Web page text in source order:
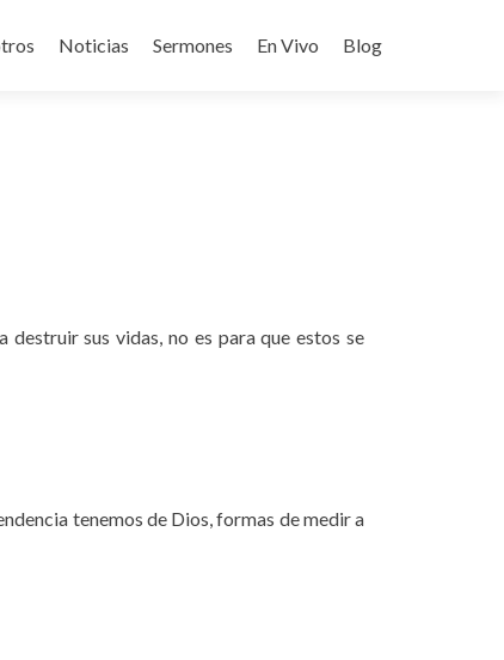
Noticias Sermones En Vivo Blog
sus vidas, no es para que estos se
tenemos de Dios, formas de medir a